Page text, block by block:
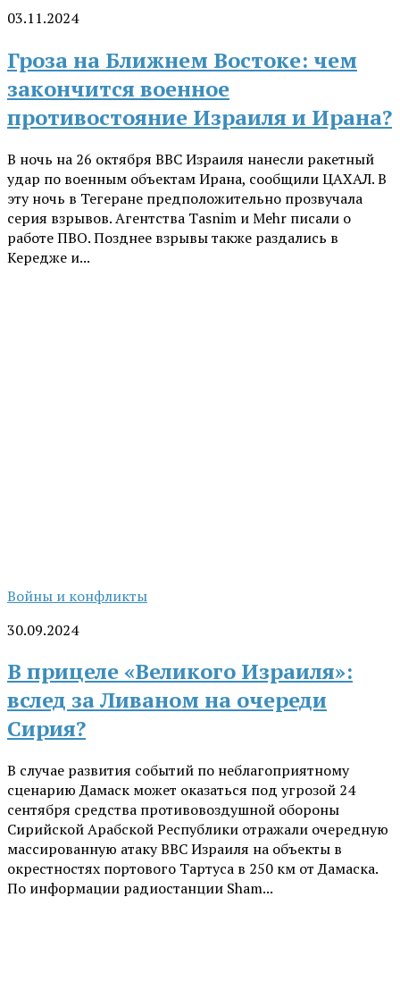
03.11.2024
Гроза на Ближнем Востоке: чем
закончится военное
противостояние Израиля и Ирана?
В ночь на 26 октября ВВС Израиля нанесли ракетный
удар по военным объектам Ирана, сообщили ЦАХАЛ. В
эту ночь в Тегеране предположительно прозвучала
серия взрывов. Агентства Tasnim и Mehr писали о
работе ПВО. Позднее взрывы также раздались в
Кередже и...
Войны и конфликты
30.09.2024
В прицеле «Великого Израиля»:
вслед за Ливаном на очереди
Сирия?
В случае развития событий по неблагоприятному
сценарию Дамаск может оказаться под угрозой 24
сентября средства противовоздушной обороны
Сирийской Арабской Республики отражали очередную
массированную атаку ВВС Израиля на объекты в
окрестностях портового Тартуса в 250 км от Дамаска.
По информации радиостанции Sham...